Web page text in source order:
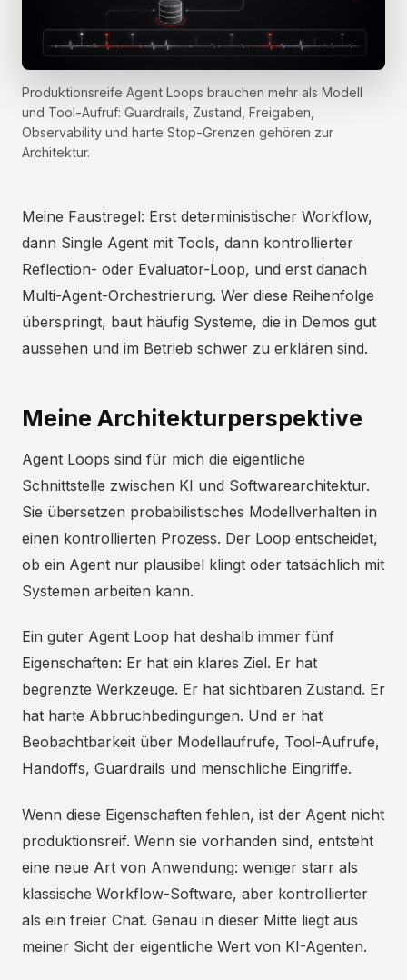
Produktionsreife Agent Loops brauchen mehr als Modell
und Tool-Aufruf: Guardrails, Zustand, Freigaben,
Observability und harte Stop-Grenzen gehören zur
Architektur.
Meine Faustregel: Erst deterministischer Workflow,
dann Single Agent mit Tools, dann kontrollierter
Reflection- oder Evaluator-Loop, und erst danach
Multi-Agent-Orchestrierung. Wer diese Reihenfolge
überspringt, baut häufig Systeme, die in Demos gut
aussehen und im Betrieb schwer zu erklären sind.
Meine Architekturperspektive
Agent Loops sind für mich die eigentliche
Schnittstelle zwischen KI und Softwarearchitektur.
Sie übersetzen probabilistisches Modellverhalten in
einen kontrollierten Prozess. Der Loop entscheidet,
ob ein Agent nur plausibel klingt oder tatsächlich mit
Systemen arbeiten kann.
Ein guter Agent Loop hat deshalb immer fünf
Eigenschaften: Er hat ein klares Ziel. Er hat
begrenzte Werkzeuge. Er hat sichtbaren Zustand. Er
hat harte Abbruchbedingungen. Und er hat
Beobachtbarkeit über Modellaufrufe, Tool-Aufrufe,
Handoffs, Guardrails und menschliche Eingriffe.
Wenn diese Eigenschaften fehlen, ist der Agent nicht
produktionsreif. Wenn sie vorhanden sind, entsteht
eine neue Art von Anwendung: weniger starr als
klassische Workflow-Software, aber kontrollierter
als ein freier Chat. Genau in dieser Mitte liegt aus
meiner Sicht der eigentliche Wert von KI-Agenten.